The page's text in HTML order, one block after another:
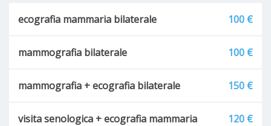
ecografia mammaria bilaterale 100 €
mammografia bilaterale 100 €
mammografia + ecografia bilaterale 150 €
visita senologica + ecografia mammaria 120 €